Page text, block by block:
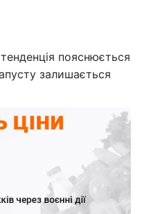
пояснюється
залишається